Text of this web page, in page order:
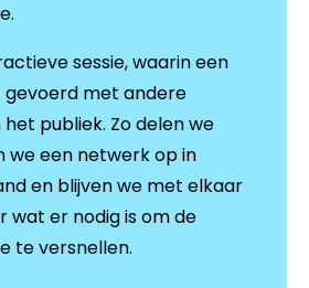
sessie, waarin een
met andere
publiek. Zo delen we
we een netwerk op in
en blijven we met elkaar
wat er nodig is om de
te versnellen.